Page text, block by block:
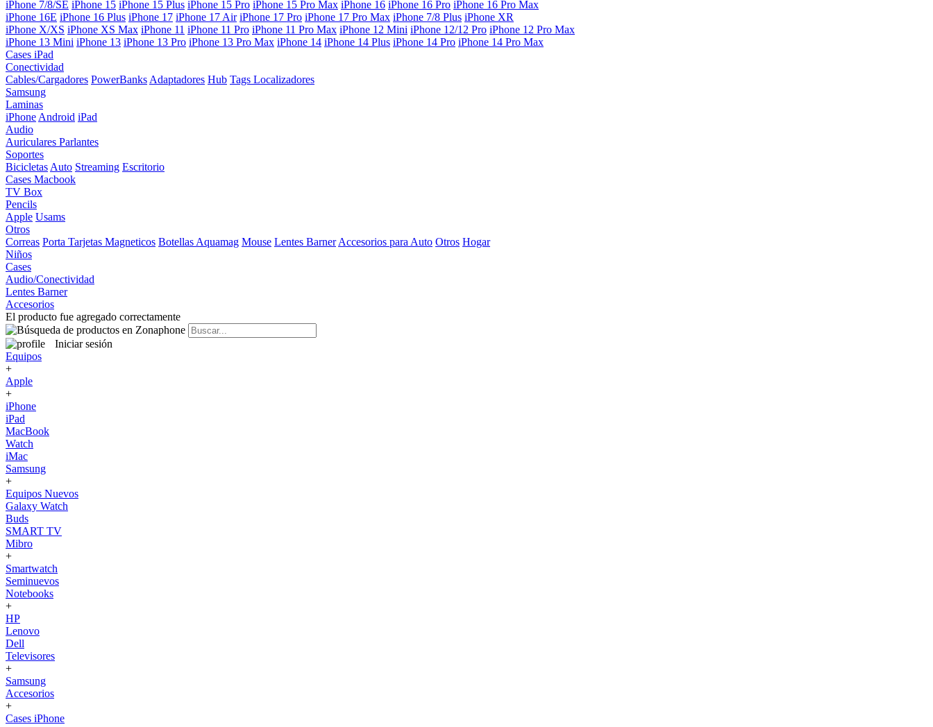
iPhone 7/8/SE iPhone 15 iPhone 15 Plus iPhone 15 Pro iPhone 15 Pro Max iPhone 16 iPhone 16 Pro iPhone 16 Pro Max
iPhone 16E iPhone 16 Plus iPhone 17 iPhone 17 Air iPhone 17 Pro iPhone 17 Pro Max iPhone 7/8 Plus iPhone XR
iPhone X/XS iPhone XS Max iPhone 11 iPhone 11 Pro iPhone 11 Pro Max iPhone 12 Mini iPhone 12/12 Pro iPhone 12 Pro Max
iPhone 13 Mini iPhone 13 iPhone 13 Pro iPhone 13 Pro Max iPhone 14 iPhone 14 Plus iPhone 14 Pro iPhone 14 Pro Max
Cases iPad
Conectividad
Cables/Cargadores PowerBanks Adaptadores Hub Tags Localizadores
Samsung
Laminas
iPhone Android iPad
Audio
Auriculares Parlantes
Soportes
Bicicletas Auto Streaming Escritorio
Cases Macbook
TV Box
Pencils
Apple Usams
Otros
Correas Porta Tarjetas Magneticos Botellas Aquamag Mouse Lentes Barner Accesorios para Auto Otros Hogar
Niños
Cases
Audio/Conectividad
Lentes Barner
Accesorios
El producto fue agregado correctamente
Iniciar sesión
Equipos
+
Apple
+
iPhone
iPad
MacBook
Watch
iMac
Samsung
+
Equipos Nuevos
Galaxy Watch
Buds
SMART TV
Mibro
+
Smartwatch
Seminuevos
Notebooks
+
HP
Lenovo
Dell
Televisores
+
Samsung
Accesorios
+
Cases iPhone